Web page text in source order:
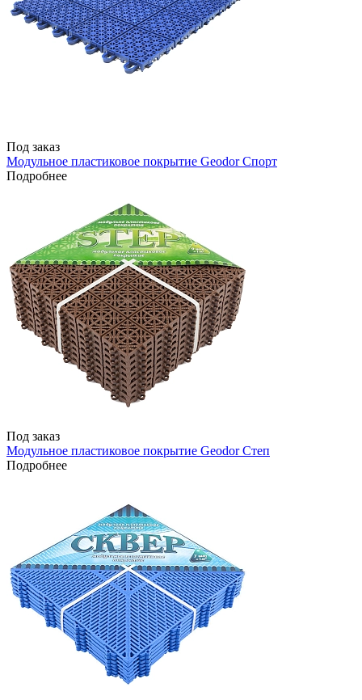
Под заказ
Модульное пластиковое покрытие Geodor Спорт
Подробнее
Под заказ
Модульное пластиковое покрытие Geodor Степ
Подробнее